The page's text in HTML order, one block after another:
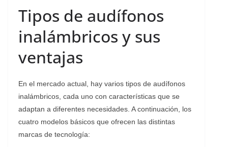
Tipos de audífonos
inalámbricos y sus
ventajas
En el mercado actual, hay varios tipos de audífonos
inalámbricos, cada uno con características que se
adaptan a diferentes necesidades. A continuación, los
cuatro modelos básicos que ofrecen las distintas
marcas de tecnología: